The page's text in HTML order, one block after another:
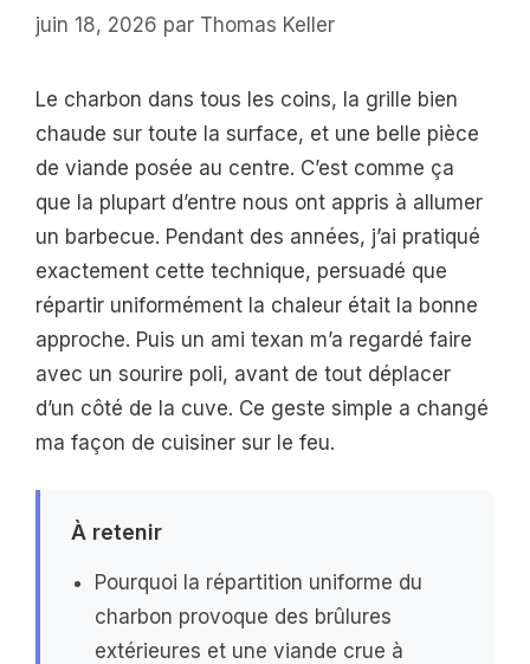
juin 18, 2026 par Thomas Keller
Le charbon dans tous les coins, la grille bien
chaude sur toute la surface, et une belle pièce
de viande posée au centre. C’est comme ça
que la plupart d’entre nous ont appris à allumer
un barbecue. Pendant des années, j’ai pratiqué
exactement cette technique, persuadé que
répartir uniformément la chaleur était la bonne
approche. Puis un ami texan m’a regardé faire
avec un sourire poli, avant de tout déplacer
d’un côté de la cuve. Ce geste simple a changé
ma façon de cuisiner sur le feu.
À retenir
Pourquoi la répartition uniforme du
charbon provoque des brûlures
extérieures et une viande crue à